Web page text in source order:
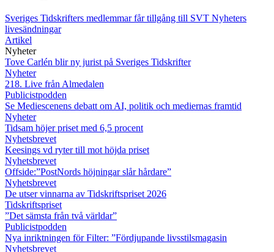
Sveriges Tidskrifters medlemmar får tillgång till SVT Nyheters
livesändningar
Artikel
Nyheter
Tove Carlén blir ny jurist på Sveriges Tidskrifter
Nyheter
218. Live från Almedalen
Publicistpodden
Se Mediescenens debatt om AI, politik och mediernas framtid
Nyheter
Tidsam höjer priset med 6,5 procent
Nyhetsbrevet
Keesings vd ryter till mot höjda priset
Nyhetsbrevet
Offside:”PostNords höjningar slår hårdare”
Nyhetsbrevet
De utser vinnarna av Tidskriftspriset 2026
Tidskriftspriset
”Det sämsta från två världar”
Publicistpodden
Nya inriktningen för Filter: ”Fördjupande livsstilsmagasin
Nyhetsbrevet